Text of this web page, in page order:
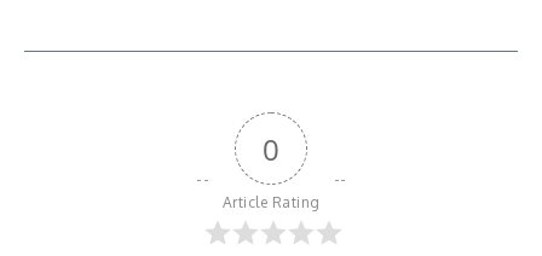
0
Article Rating